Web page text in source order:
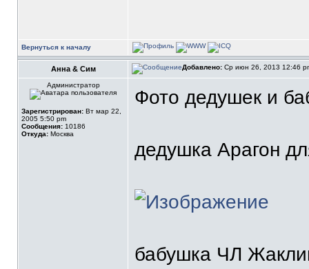
Вернуться к началу
Анна & Сим Добавлено: Ср июн 26, 2013 12:46
Администратор
Зарегистрирован: Вт мар 22,
2005 5:50 pm
Сообщения: 10186
Откуда: Москва
Фото дедушек и
дедушка Арагон
бабушка ЧЛ